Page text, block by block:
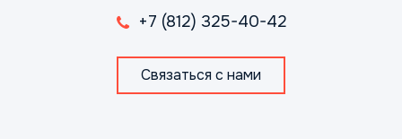
+7 (812) 325-40-42
Связаться с нами